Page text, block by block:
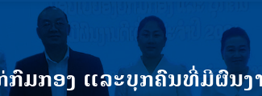
ມກອງ ແລະບຸກຄົນທີ່ມີຜົນງາ